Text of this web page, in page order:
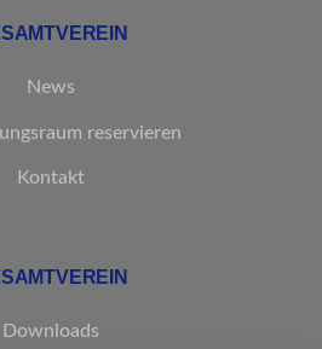
News
reservieren
Kontakt
Downloads